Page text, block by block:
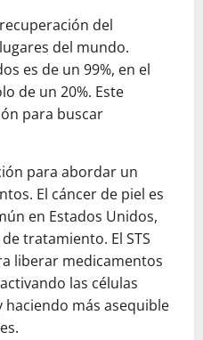
del
del mundo.
es de un 99%, en el
de un 20%. Este
para buscar
para abordar un
El cáncer de piel es
en Estados Unidos,
tratamiento. El STS
liberar medicamentos
las células
más asequible